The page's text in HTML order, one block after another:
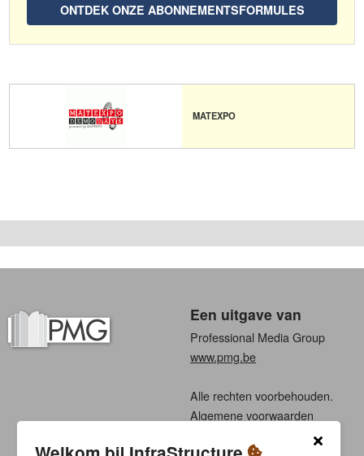
ONTDEK ONZE ABONNEMENTSFORMULES
MATEXPO
Een uitgave van
Professional Media Group
www.pmg.be
Alle rechten voorbehouden.
Algemene voorwaarden